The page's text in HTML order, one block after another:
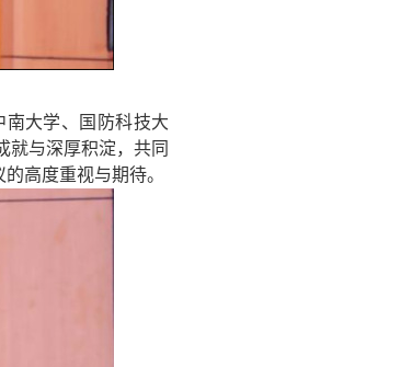
大学、国防科技大
就与深厚积淀，共同
高度重视与期待。